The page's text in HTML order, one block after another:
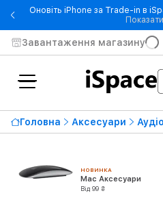
Оновіть iPhone за Trade-in в
Завантаження магазину
Головна Аксесуари Аудіо
НОВИНКА
Mac Аксесуари
Від 99 ₴